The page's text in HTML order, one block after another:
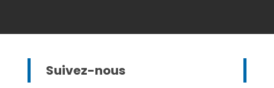
Suivez-nous